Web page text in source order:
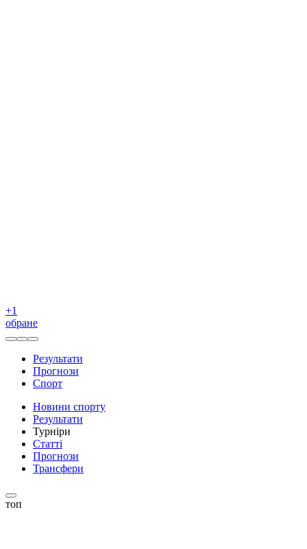
+1
обране
Результати
Прогнози
Спорт
Новини спорту
Результати
Турніри
Статті
Прогнози
Трансфери
топ